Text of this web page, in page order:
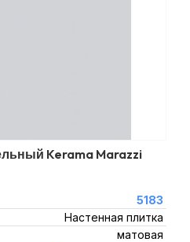
Kerama Marazzi
5183
Настенная плитка
матовая